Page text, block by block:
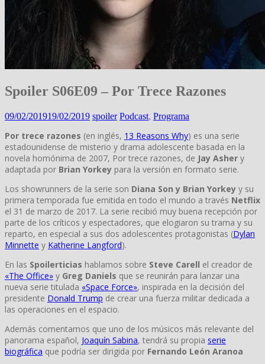
Spoiler S06E09 – Por Trece Razones
09/02/201919/02/2019 spoiler Podcast, Programa
Por trece razones (en inglés, 13 Reasons Why) es una serie
estadounidense de misterio y drama adolescente basada en la
novela homónima de 2007, Por trece razones, de Jay Asher y
adaptada por Brian Yorkey para la versión en formato serie.
Los showrunners de la serie son Diana Son y Brian Yorkey y su
primera temporada fue emitida en todo el mundo a través Netflix
el 31 de marzo de 2017. La serie recibió muy buena recepción por
parte de los críticos y espectadores, que elogiaron su trama y su
reparto, en especial a sus dos adolescentes protagonistas (Dylan
Minnette y Katherine Langford).
En las Spoilerticias hablamos sobre Steve Carell el creador de
«The Office» y Greg Daniels que se reunirán para lanzar una
nueva serie titulada «Space Force», inspirada en la decisión del
presidente Donald Trump de crear una fuerza militar dedicada a
las operaciones en el espacio.
Además comentamos que uno de los músicos más relevante del
panorama español, Joaquín Sabina, tendrá su propia serie
biográfica que podría ser dirigida por Fernando León Aranoa